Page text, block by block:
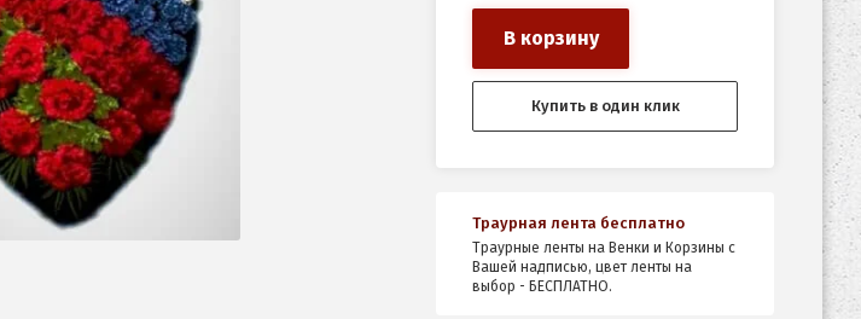
В корзину
Купить в один клик
Траурная лента бесплатно
Траурные ленты на Венки и Корзины с
Вашей надписью, цвет ленты на
выбор - БЕСПЛАТНО.